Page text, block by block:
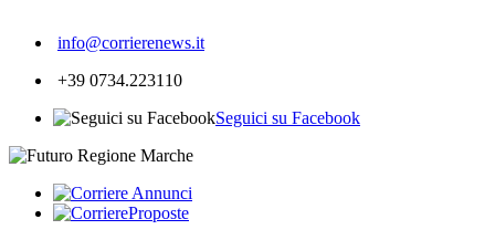
info@corrierenews.it
+39 0734.223110
Seguici su Facebook